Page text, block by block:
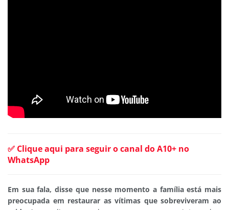
✅ Clique aqui para seguir o canal do A10+ no
WhatsApp
Em sua fala, disse que nesse momento a família está mais
preocupada em restaurar as vítimas que sobreviveram ao